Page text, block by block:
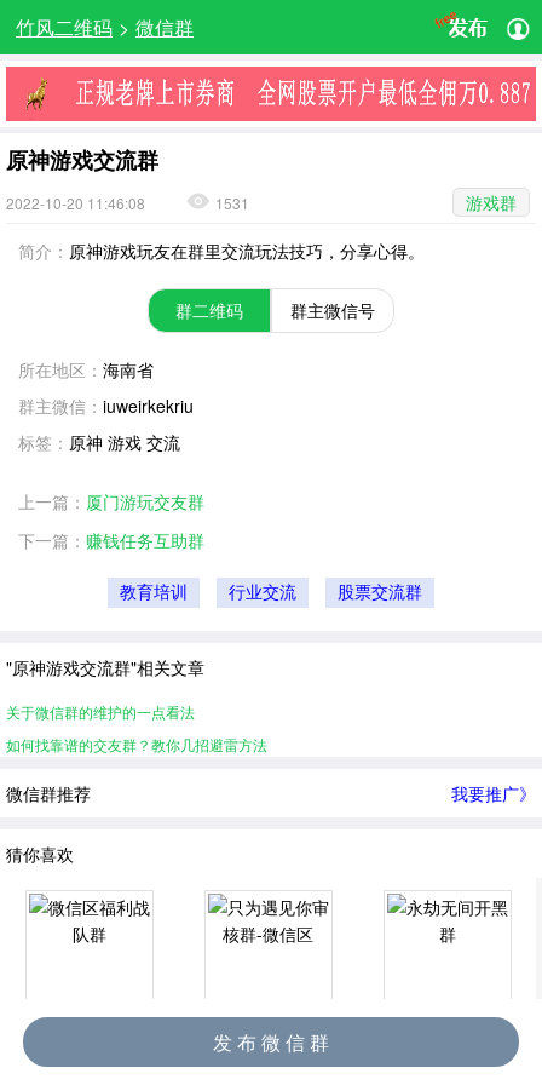
竹风二维码 > 微信群
原神游戏交流群
2022-10-20 11:46:08 1531
游戏群
简介： 原神游戏玩友在群里交流玩法技巧，分享心得。
群二维码 群主微信号
所在地区： 海南省
群主微信： iuweirkekriu
标签： 原神 游戏 交流
上一篇： 厦门游玩交友群
下一篇： 赚钱任务互助群
教育培训 行业交流 股票交流群
"原神游戏交流群"相关文章
关于微信群的维护的一点看法
如何找靠谱的交友群？教你几招避雷方法
微信群推荐 我要推广》
猜你喜欢
微信区福利战队群 发 布 微 信 群